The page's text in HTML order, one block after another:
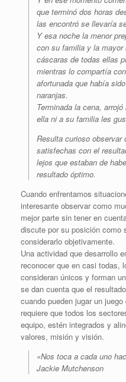
que terminó dos horas
las encontró se llevaría
Y esa noche la menor
con su familia y la
cáscaras de todas ellas
mientras lo compartía
afortunada que había
naranjas.
Terminada la cena,
ella ni a su familia les
Resulta curioso
satisfechas con el
lejos que estaban de
resultado óptimo.
Cuando enfrentamos
interesante observar como
mejor parte sin tener en
discute por su posición como
considerarlo objetivamente.
Una actividad que desarrollo
reconocer que en casi todas,
consideran únicos y forman
se dan cuenta que el
cuando pueden jugar un
requiere que todos los
equipo, estén integrados y
valores, misión y visión.
«Nos toca a cada uno
Jackie Mutchenson